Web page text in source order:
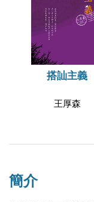
搭訕主義
王厚森
簡介